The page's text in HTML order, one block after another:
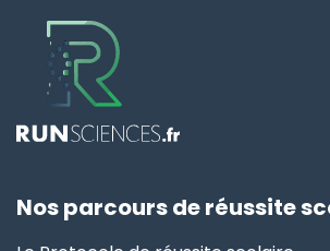
Nos parcours de réussite